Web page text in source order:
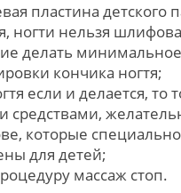
пластина детского
ногти нельзя
делать
кончика ногтя;
если и делается, то
средствами,
которые специально
для детей;
массаж стоп.